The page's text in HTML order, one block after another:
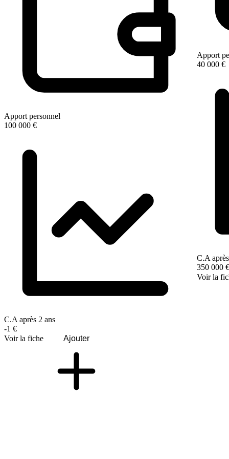
Apport personnel
100 000 €
C.A après 2 ans
-1 €
Voir la fiche
Ajouter
Apport
40 000 €
C.A
350 000 €
Voir la